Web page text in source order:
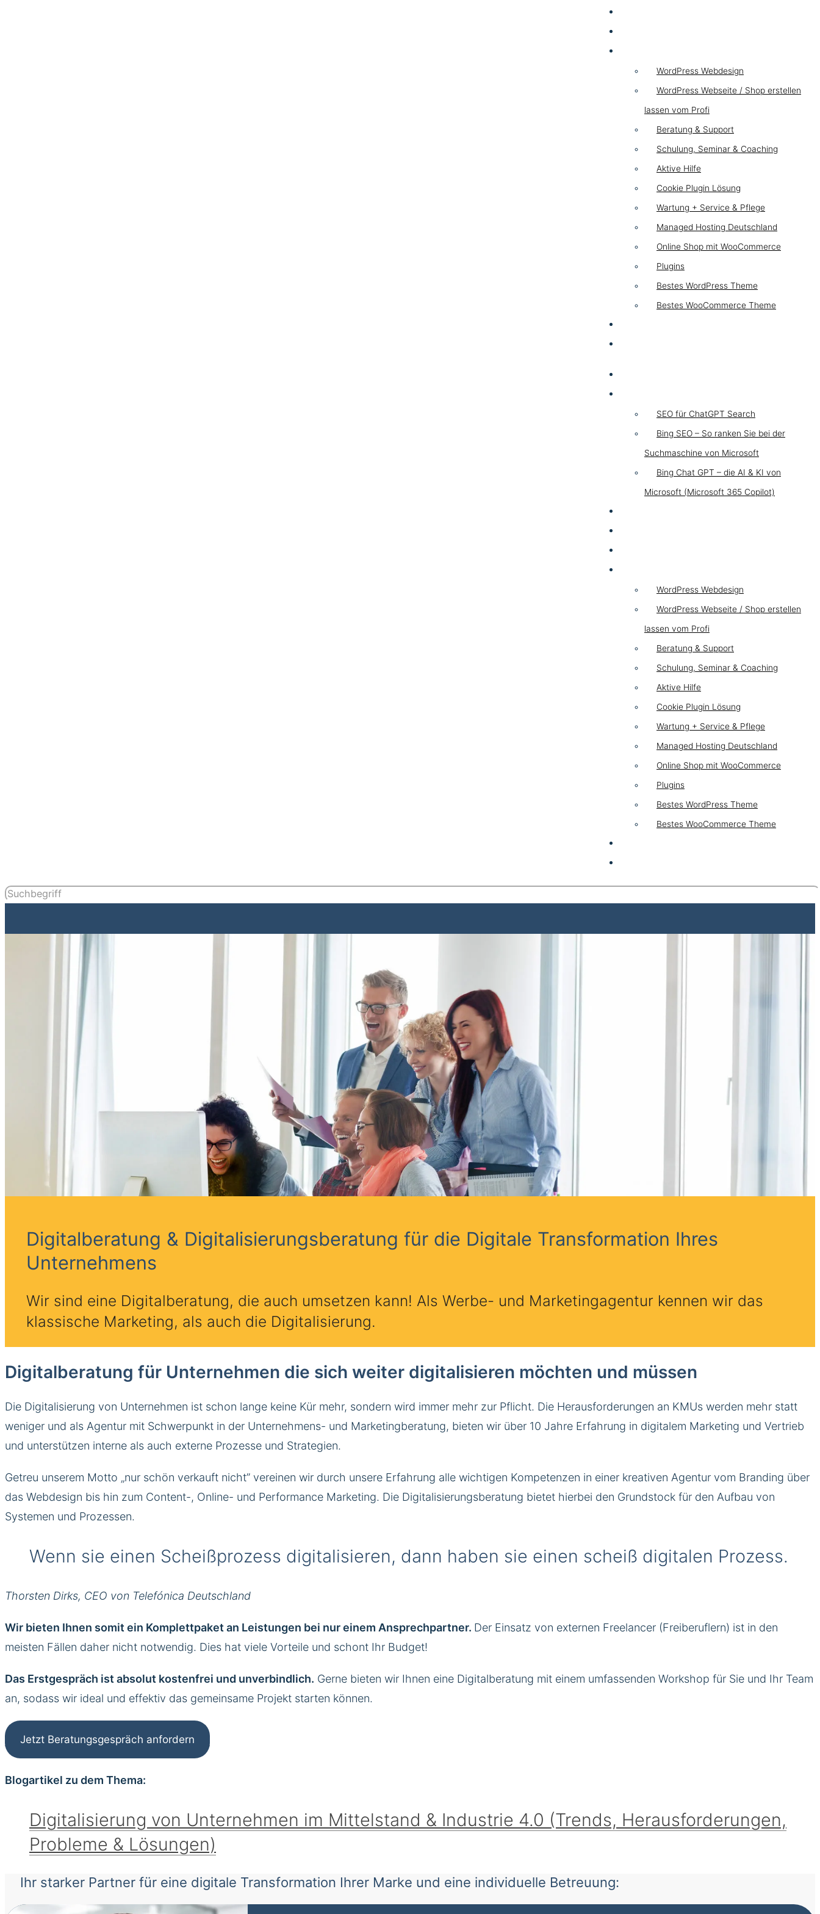
WordPress Webdesign
WordPress Webseite / Shop erstellen
lassen vom Profi
Beratung & Support
Schulung, Seminar & Coaching
Aktive Hilfe
Cookie Plugin Lösung
Wartung + Service & Pflege
Managed Hosting Deutschland
Online Shop mit WooCommerce
Plugins
Bestes WordPress Theme
Bestes WooCommerce Theme
SEO für ChatGPT Search
Bing SEO – So ranken Sie bei der
Suchmaschine von Microsoft
Bing Chat GPT – die AI & KI von
Microsoft (Microsoft 365 Copilot)
WordPress Webdesign
WordPress Webseite / Shop erstellen
lassen vom Profi
Beratung & Support
Schulung, Seminar & Coaching
Aktive Hilfe
Cookie Plugin Lösung
Wartung + Service & Pflege
Managed Hosting Deutschland
Online Shop mit WooCommerce
Plugins
Bestes WordPress Theme
Bestes WooCommerce Theme
Digitalberatung & Digitalisierungsberatung für die Digitale Transformation Ihres
Unternehmens
Wir sind eine Digitalberatung, die auch umsetzen kann! Als Werbe- und Marketingagentur kennen wir das
klassische Marketing, als auch die Digitalisierung.
Digitalberatung für Unternehmen die sich weiter digitalisieren möchten und müssen
Die Digitalisierung von Unternehmen ist schon lange keine Kür mehr, sondern wird immer mehr zur Pflicht. Die Herausforderungen an KMUs werden mehr statt
weniger und als Agentur mit Schwerpunkt in der Unternehmens- und Marketingberatung, bieten wir über 10 Jahre Erfahrung in digitalem Marketing und Vertrieb
und unterstützen interne als auch externe Prozesse und Strategien.
Getreu unserem Motto „nur schön verkauft nicht” vereinen wir durch unsere Erfahrung alle wichtigen Kompetenzen in einer kreativen Agentur vom Branding über
das Webdesign bis hin zum Content-, Online- und Performance Marketing. Die Digitalisierungsberatung bietet hierbei den Grundstock für den Aufbau von
Systemen und Prozessen.
Wenn sie einen Scheißprozess digitalisieren, dann haben sie einen scheiß digitalen Prozess.
Thorsten Dirks, CEO von Telefónica Deutschland
Wir bieten Ihnen somit ein Komplettpaket an Leistungen bei nur einem Ansprechpartner. Der Einsatz von externen Freelancer (Freiberuflern) ist in den
meisten Fällen daher nicht notwendig. Dies hat viele Vorteile und schont Ihr Budget!
Das Erstgespräch ist absolut kostenfrei und unverbindlich. Gerne bieten wir Ihnen eine Digitalberatung mit einem umfassenden Workshop für Sie und Ihr Team
an, sodass wir ideal und effektiv das gemeinsame Projekt starten können.
Jetzt Beratungsgespräch anfordern
Blogartikel zu dem Thema:
Digitalisierung von Unternehmen im Mittelstand & Industrie 4.0 (Trends, Herausforderungen,
Probleme & Lösungen)
Ihr starker Partner für eine digitale Transformation Ihrer Marke und eine individuelle Betreuung: